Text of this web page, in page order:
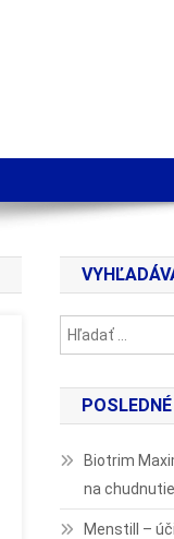
Biotrim
na chudnutie
Menstill –